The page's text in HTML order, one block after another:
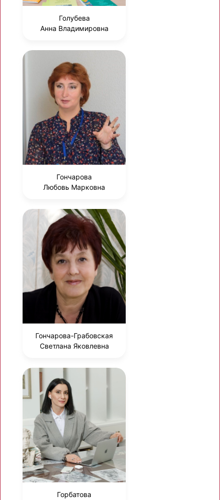
Голубева
Анна Владимировна
Гончарова
Любовь Марковна
Гончарова-Грабовская
Светлана Яковлевна
Горбатова